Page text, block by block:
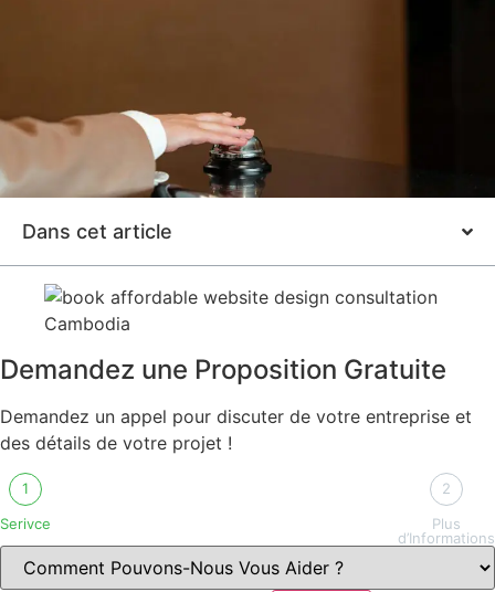
Dans cet article
Demandez une Proposition Gratuite
Demandez un appel pour discuter de votre entreprise et
des détails de votre projet !
1
Serivce
2
Plus
d’Informations